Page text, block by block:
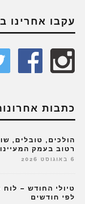
עקבו אחרינו
כתבות
הולכים, טובלים,
רטוב בעמק
6 באוגוסט 2026
טיולי החודש –
לפי חודשים